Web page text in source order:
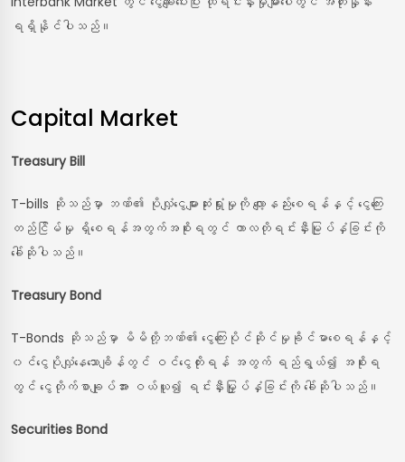
ရရှိနိုင်ပါသည်။
Capital Market
TreasuryBill
T-bills ဆိုသည်မှာ ဘဏ်၏ ပိုလျှံငွေများဆုံးရှုံးမှုကို လျော့နည်းစေရန်နှင့် ငွေကြေး
တည်ငြိမ်မှု ရှိစေရန်အတွက်အစိုးရတွင် ကာလတိုရင်းနှီးမြုပ်နှံခြင်းကို
ခေါ်ဆိုပါသည်။
TreasuryBond
T-Bonds ဆိုသည်မှာ မိမိတို့ဘဏ်၏ ငွေကြေးပိုင်ဆိုင်မှုခိုင်မာစေရန်နှင့်
၀င်ငွေပိုလျှံနေသောချိန်တွင် ဝင်ငွေတိုးရန် အတွက် ရည်ရွယ်၍ အစိုးရ
တွင် ငွေတိုက်စာချုပ်အား ဝယ်ယူ၍ ရင်းနှီးမြှုပ်နှံခြင်းကို ခေါ်ဆိုပါသည်။
Securities Bond